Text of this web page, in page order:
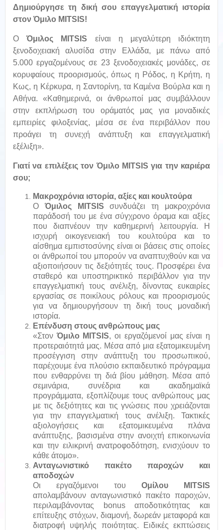
Δημιούργησε τη δική σου επαγγελματική ιστορία
στον Όμιλο MITSIS!
ΟΌμιλος MITSIS είναι η μεγαλύτερη ιδιόκτητη
ξενοδοχειακή αλυσίδα στην Ελλάδα, με πάνω από
5.000 εργαζομένους σε 23 ξενοδοχειακές μονάδες, σε
κορυφαίους προορισμούς, όπως η Ρόδος, η Κρήτη, η
Κως, η Κέρκυρα, η Σαντορίνη, τα Καμένα Βούρλα και η
Αθήνα. «Καθημερινά, οι άνθρωποί μας συμβάλλουν
στην εκπλήρωση του οράματός μας για μοναδικές
εμπειρίες φιλοξενίας, μέσα σε ένα περιβάλλον που
προάγει τη συνεχή ανάπτυξη και επαγγελματική
εξέλιξη».
Γιατί να επιλέξεις τον Όμιλο MITSIS για την καριέρα
σου;
Μακροχρόνια ιστορία, αξίες και κουλτούρα
Ο Όμιλος MITSIS συνδυάζει τη μακροχρόνια
παράδοσή του με ένα σύγχρονο όραμα και αξίες
που διαπνέουν την καθημερινή λειτουργία. Η
ισχυρή οικογενειακή του κουλτούρα και το
αίσθημα εμπιστοσύνης είναι οι βάσεις στις οποίες
οι άνθρωποί του μπορούν να αναπτυχθούν και να
αξιοποιήσουν τις δεξιότητές τους. Προσφέρει ένα
σταθερό και υποστηρικτικό περιβάλλον για την
επαγγελματική τους ανέλιξη, δίνοντας ευκαιρίες
εργασίας σε ποικίλους ρόλους και προορισμούς
για να δημιουργήσουν τη δική τους μοναδική
ιστορία.
Επένδυση στους ανθρώπους μας
«Στον Όμιλο MITSIS, οι εργαζόμενοί μας είναι η
προτεραιότητά μας. Μέσα από μια εξατομικευμένη
προσέγγιση στην ανάπτυξη του προσωπικού,
παρέχουμε ένα πλούσιο εκπαιδευτικό πρόγραμμα
που ενθαρρύνει τη διά βίου μάθηση. Μέσα από
σεμινάρια, συνέδρια και ακαδημαϊκά
προγράμματα, εξοπλίζουμε τους ανθρώπους μας
με τις δεξιότητες και τις γνώσεις που χρειάζονται
για την επαγγελματική τους ανέλιξη. Τακτικές
αξιολογήσεις και εξατομικευμένα πλάνα
ανάπτυξης, βασισμένα στην ανοιχτή επικοινωνία
και την ειλικρινή ανατροφοδότηση, ενισχύουν το
κάθε άτομο».
Ανταγωνιστικό πακέτο παροχών και
αποδοχών
Οι εργαζόμενοι του Ομίλου MITSIS
απολαμβάνουν ανταγωνιστικό πακέτο παροχών,
περιλαμβάνοντας bonus αποδοτικότητας και
επίτευξης στόχων, διαμονή, δωρεάν μεταφορά και
διατροφή υψηλής ποιότητας. Ειδικές εκπτώσεις